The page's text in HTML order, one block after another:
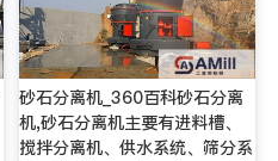
砂石分离机_360百科砂石分离
机,砂石分离机主要有进料槽、
搅拌分离机、供水系统、筛分系